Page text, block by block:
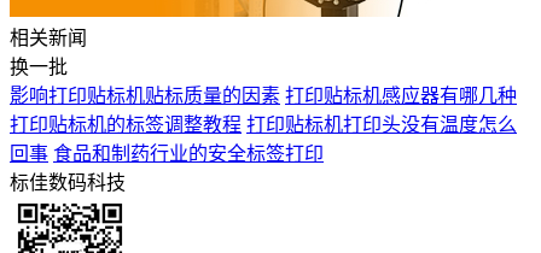
相关新闻
换一批
影响打印贴标机贴标质量的因素 打印贴标机感应器有哪几种
打印贴标机的标签调整教程 打印贴标机打印头没有温度怎么
回事 食品和制药行业的安全标签打印
标佳数码科技